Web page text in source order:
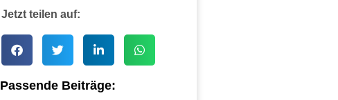
Jetzt teilen auf:
Passende Beiträge: